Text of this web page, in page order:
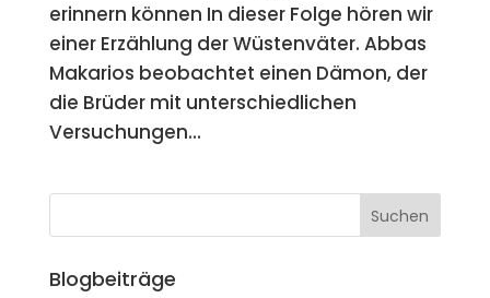
erinnern können In dieser Folge hören wir
einer Erzählung der Wüstenväter. Abbas
Makarios beobachtet einen Dämon, der
die Brüder mit unterschiedlichen
Versuchungen...
Blogbeiträge